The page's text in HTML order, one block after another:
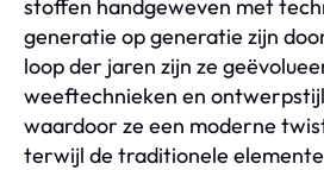
stoffen handgeweven met
generatie op generatie zijn
loop der jaren zijn ze
weeftechnieken en
waardoor ze een moderne
terwijl de traditionele